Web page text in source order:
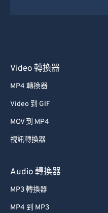
Video 轉換器
MP4 轉換器
Video 到 GIF
MOV 到 MP4
視訊轉換器
Audio 轉換器
MP3 轉換器
MP4 到 MP3